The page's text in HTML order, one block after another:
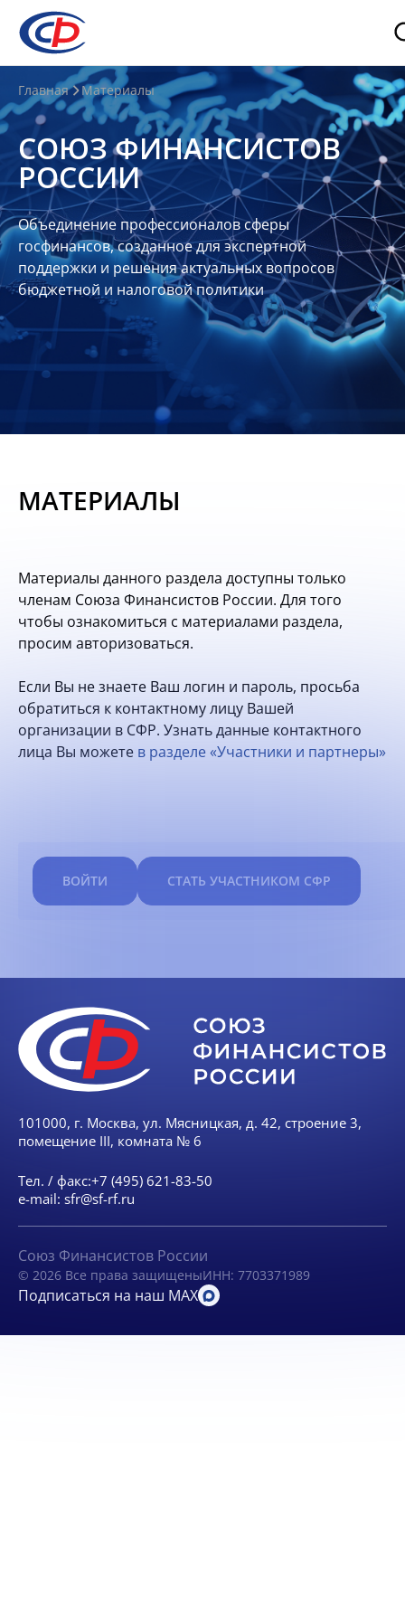
О
нас
О
СФР
Совет
Союза
Участники
Планы
отчеты
Контакты
Материалы
опытом
Вступить
Главная Материалы
СОЮЗ ФИНАНСИСТОВ
РОССИИ
Объединение профессионалов сферы
госфинансов, созданное для экспертной
поддержки и решения актуальных вопросов
бюджетной и налоговой политики
МАТЕРИАЛЫ
Материалы данного раздела доступны только
членам Союза Финансистов России. Для того
чтобы ознакомиться с материалами раздела,
просим авторизоваться.
Если Вы не знаете Ваш логин и пароль, просьба
обратиться к контактному лицу Вашей
организации в СФР. Узнать данные контактного
лица Вы можете в разделе «Участники и партнеры»
ВОЙТИ СТАТЬ УЧАСТНИКОМ СФР
101000, г. Москва, ул. Мясницкая, д. 42, строение 3,
помещение III, комната № 6
Тел. / факс:+7 (495) 621-83-50
e-mail: sfr@sf-rf.ru
Союз Финансистов России
© 2026 Все права защищеныИНН: 7703371989
Подписаться на наш MAX